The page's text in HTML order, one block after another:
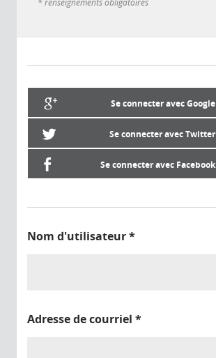
Se connecter avec Google
Se connecter avec Twitter
Se connecter avec Facebook
Nom d'utilisateur*
Adresse de courriel *